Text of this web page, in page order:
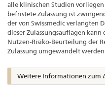
alle klinischen Studien
befristete Zulassung ist
der von Swissmedic verlangten
dieser Zulassungsauflagen
Nutzen-Risiko-Beurteilung der
Zulassung umgewandelt
Weitere Informationen zum